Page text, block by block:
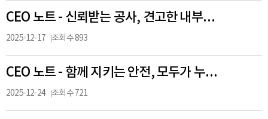
CEO 노트 - 신뢰받는 공사, 견고한 내부통제로 만들어 나갑시다
2025-12-17 조회수 893
CEO 노트 - 함께 지키는 안전, 모두가 누리는 행복 HF
2025-12-24 조회수 721